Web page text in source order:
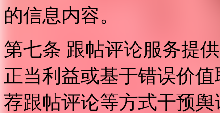
的信息内容。
第七条 跟帖评论服务提
正当利益或基于错误价
荐跟帖评论等方式干预